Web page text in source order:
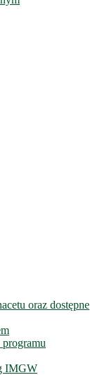
oraz dostępne
IMGW